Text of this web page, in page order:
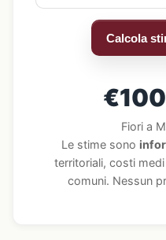
Calcola
Fiori a
Le stime sono
territoriali, costi
comuni. Nessun